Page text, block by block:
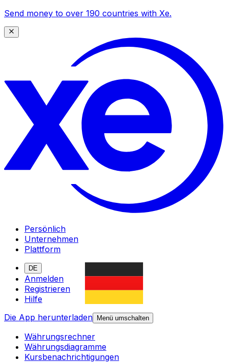
Send money to over 190 countries with Xe.
Persönlich
Unternehmen
Plattform
DE
Anmelden
Registrieren
Hilfe
Die App herunterladen
Menü umschalten
Währungsrechner
Währungsdiagramme
Kursbenachrichtigungen